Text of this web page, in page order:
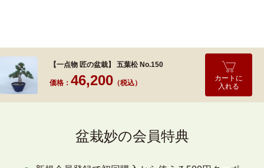
【一点物 匠の盆栽】 五葉松 No.150
価格： 46,200 （税込）
カートに
入れる
盆栽妙の会員特典